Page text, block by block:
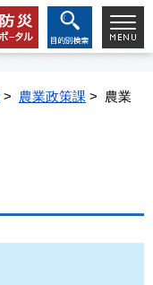
> 農業政策課 > 農業